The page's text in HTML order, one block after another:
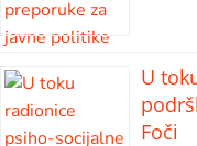
U
Foči